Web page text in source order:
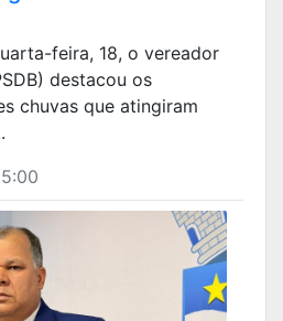
feira, 18, o vereador
destacou os
chuvas que atingiram